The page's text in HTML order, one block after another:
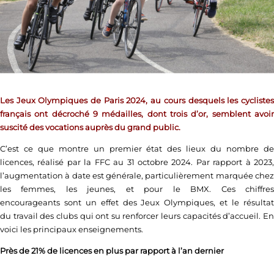
Les Jeux Olympiques de Paris 2024, au cours desquels les cyclistes
français ont décroché 9 médailles, dont trois d’or, semblent avoir
suscité des vocations auprès du grand public.
C’est ce que montre un premier état des lieux du nombre de
licences, réalisé par la FFC au 31 octobre 2024. Par rapport à 2023,
l’augmentation à date est générale, particulièrement marquée chez
les femmes, les jeunes, et pour le BMX. Ces chiffres
encourageants sont un effet des Jeux Olympiques, et le résultat
du travail des clubs qui ont su renforcer leurs capacités d’accueil. En
voici les principaux enseignements.
Près de 21% de licences en plus par rapport à l’an dernier